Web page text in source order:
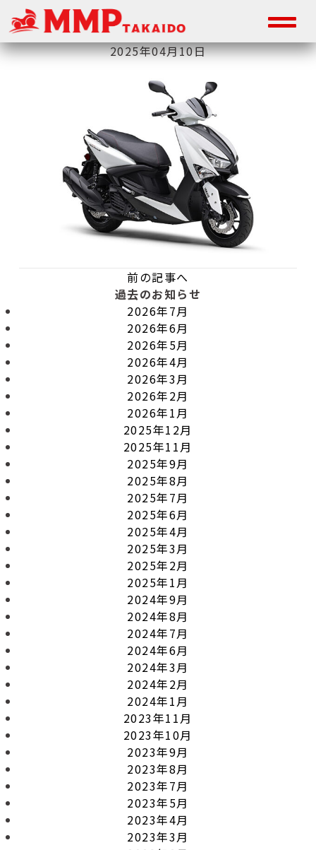
2025年04月10日
前の記事へ
過去のお知らせ
2026年7月
2026年6月
2026年5月
2026年4月
2026年3月
2026年2月
2026年1月
2025年12月
2025年11月
2025年9月
2025年8月
2025年7月
2025年6月
2025年4月
2025年3月
2025年2月
2025年1月
2024年9月
2024年8月
2024年7月
2024年6月
2024年3月
2024年2月
2024年1月
2023年11月
2023年10月
2023年9月
2023年8月
2023年7月
2023年5月
2023年4月
2023年3月